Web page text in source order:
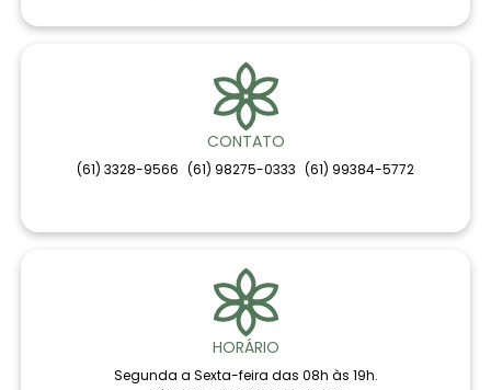
CONTATO
(61) 3328-9566 (61) 98275-0333 (61) 99384-5772
HORÁRIO
Segunda a Sexta-feira das 08h às 19h.